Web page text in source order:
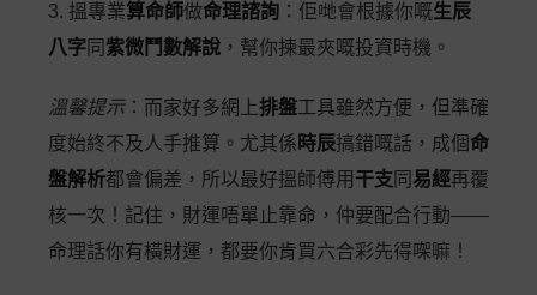
3. 搵專業算命師做命理諮詢 ：佢哋會根據你嘅生辰
八字 同 紫微鬥數解說 ，幫你揀最夾嘅投資時機。
溫馨提示：而家好多網上排盤工具雖然方便，但準確
度始終不及人手推算。尤其係 時辰搞錯嘅話，成個 命
盤解析都會偏差，所以最好搵師傅用 干支 同 易經再覆
核一次！記住，財運唔單止靠命，仲要配合行動——
命理話你有橫財運，都要你肯買六合彩先得㗎嘛！